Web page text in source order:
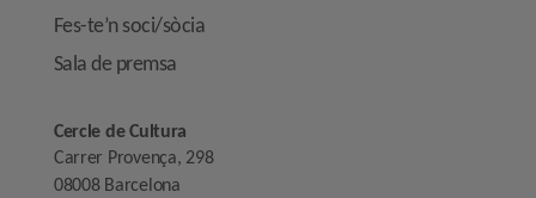
Fes-te’n soci/sòcia
Sala de premsa
Cercle de Cultura
Carrer Provença, 298
08008 Barcelona